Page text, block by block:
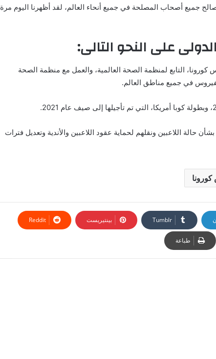
جميع أصحاب المصلحة في جميع أنحاء العالم، لقد أظهرنا اليوم مرة
على النحو التالى:
فيروس كورونا، التابع لمنظمة الصحة العالمية، والعمل مع منظمة الصحة
في جميع مناطق العالم.
حالة اللاعبين ونقلهم لحماية عقود اللاعبين والأندية وتعديل فترات
بينتيريست
طباعة